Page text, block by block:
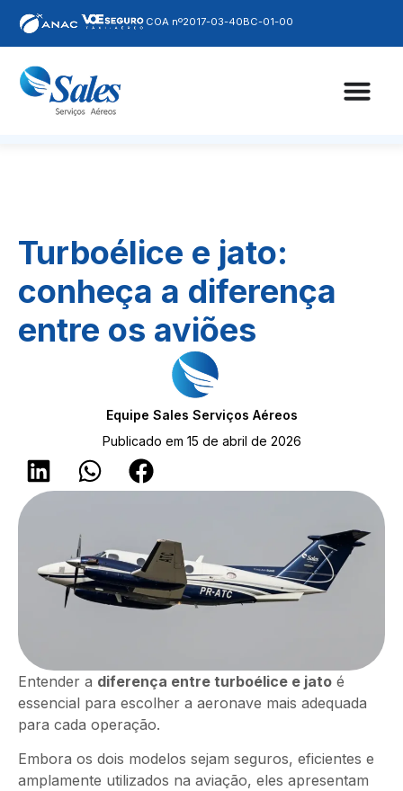
COA nº2017-03-40BC-01-00
Turboélice e jato:
conheça a diferença
entre os aviões
Equipe Sales Serviços Aéreos
Publicado em 15 de abril de 2026
Entender a diferença entre turboélice e jato é
essencial para escolher a aeronave mais adequada
para cada operação.
Embora os dois modelos sejam seguros, eficientes e
amplamente utilizados na aviação, eles apresentam